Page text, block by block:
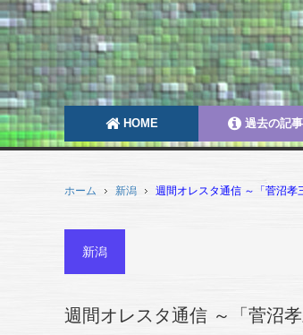
HOME 過去の記事
ホーム 新潟 週間オレスタ通信 ～「菅沼孝
新潟
週間オレスタ通信 ～「菅沼